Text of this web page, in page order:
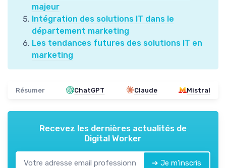
majeur
Intégration des solutions IT dans le
département marketing
Les tendances futures des solutions IT en
marketing
Résumer ChatGPT Claude Mistral
Recevez les dernières actualités de
Digital Worker
➔ Je m'inscris